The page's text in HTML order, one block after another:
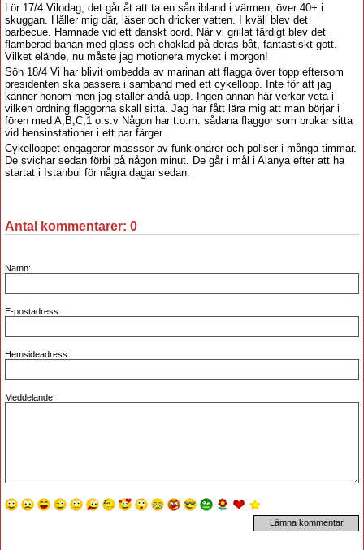
Lör 17/4 Vilodag, det går åt att ta en sån ibland i värmen, över 40+ i
skuggan. Håller mig där, läser och dricker vatten. I kväll blev det
barbecue. Hamnade vid ett danskt bord. När vi grillat färdigt blev det
flamberad banan med glass och choklad på deras båt, fantastiskt gott.
Vilket elände, nu måste jag motionera mycket i morgon!
Sön 18/4 Vi har blivit ombedda av marinan att flagga över topp eftersom
presidenten ska passera i samband med ett cykellopp. Inte för att jag
känner honom men jag ställer ändå upp. Ingen annan här verkar veta i
vilken ordning flaggorna skall sitta. Jag har fått lära mig att man börjar i
fören med A,B,C,1 o.s.v Någon har t.o.m. sådana flaggor som brukar sitta
vid bensinstationer i ett par färger.
Cykelloppet engagerar masssor av funkionärer och poliser i många timmar.
De svichar sedan förbi på någon minut. De går i mål i Alanya efter att ha
startat i Istanbul för några dagar sedan.
Antal kommentarer: 0
Namn:
E-postadress:
Hemsideadress:
Meddelande: